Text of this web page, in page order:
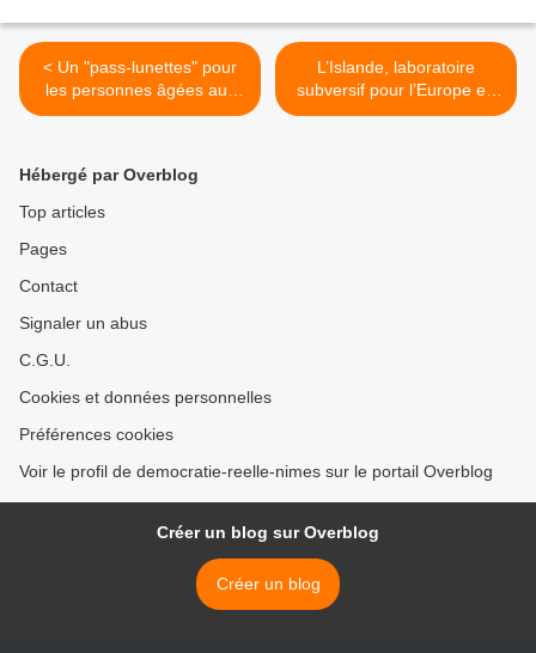
< Un "pass-lunettes" pour
les personnes âgées aux
revenus modestes
L’Islande, laboratoire
subversif pour l’Europe en
crise (Rappel) >
Hébergé par Overblog
Top articles
Pages
Contact
Signaler un abus
C.G.U.
Cookies et données personnelles
Préférences cookies
Voir le profil de democratie-reelle-nimes sur le portail Overblog
Créer un blog sur Overblog
Créer un blog